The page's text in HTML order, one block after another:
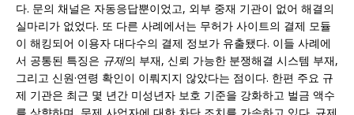
다. 문의 채널은 자동응답뿐이었고, 외부 중재 기관이 없어 해결의
실마리가 없었다. 또 다른 사례에서는 무허가 사이트의 결제 모듈
이 해킹되어 이용자 대다수의 결제 정보가 유출됐다. 이들 사례에
서 공통된 특징은 규제의 부재, 신뢰 가능한 분쟁해결 시스템 부재,
그리고 신원·연령 확인이 이뤄지지 않았다는 점이다. 한편 주요 규
제 기관은 최근 몇 년간 미성년자 보호 기준을 강화하고 벌금 액수